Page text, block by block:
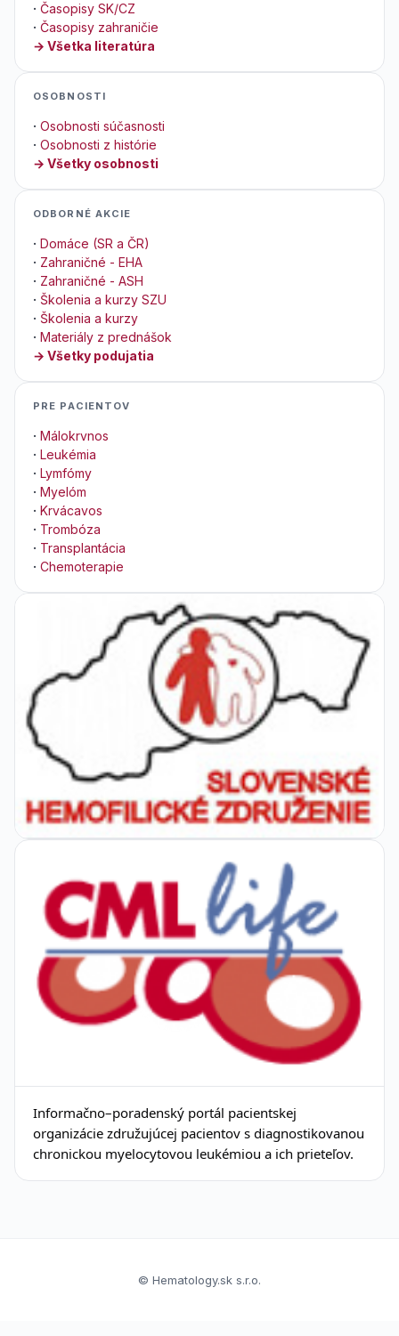
· Časopisy SK/CZ
· Časopisy zahraničie
→ Všetka literatúra
OSOBNOSTI
· Osobnosti súčasnosti
· Osobnosti z histórie
→ Všetky osobnosti
ODBORNÉ AKCIE
· Domáce (SR a ČR)
· Zahraničné - EHA
· Zahraničné - ASH
· Školenia a kurzy SZU
· Školenia a kurzy
· Materiály z prednášok
→ Všetky podujatia
PRE PACIENTOV
· Málokrvnos
· Leukémia
· Lymfómy
· Myelóm
· Krvácavos
· Trombóza
· Transplantácia
· Chemoterapie
Informačno–poradenský portál pacientskej
organizácie združujúcej pacientov s diagnostikovanou
chronickou myelocytovou leukémiou a ich prieteľov.
© Hematology.sk s.r.o.